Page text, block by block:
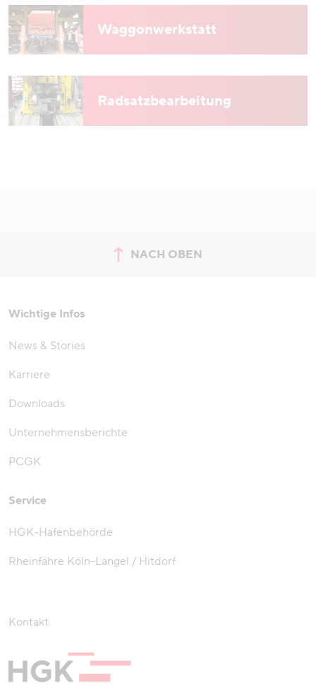
Waggonwerkstatt
Radsatzbearbeitung
NACH OBEN
zum Seitenanfang springen
Wichtige Infos
News & Stories
Karriere
Downloads
Unternehmensberichte
PCGK
Service
HGK-Hafenbehörde
Rheinfähre Köln-Langel / Hitdorf
Kontakt